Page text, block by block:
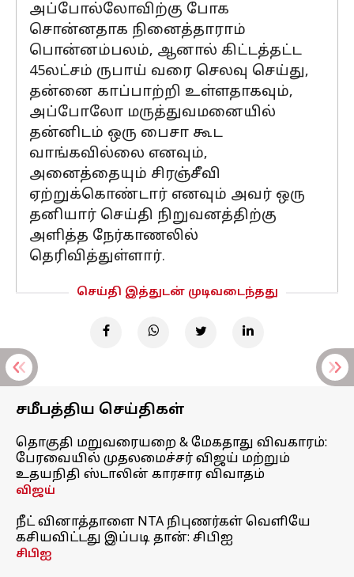
அப்போல்லோவிற்கு போக
சொன்னதாக நினைத்தாராம்
பொன்னம்பலம், ஆனால் கிட்டத்தட்ட
45லட்சம் ருபாய் வரை செலவு செய்து,
தன்னை காப்பாற்றி உள்ளதாகவும்,
அப்போலோ மருத்துவமனையில்
தன்னிடம் ஒரு பைசா கூட
வாங்கவில்லை எனவும்,
அனைத்தையும் சிரஞ்சீவி
ஏற்றுக்கொண்டார் எனவும் அவர் ஒரு
தனியார் செய்தி நிறுவனத்திற்கு
அளித்த நேர்காணலில்
தெரிவித்துள்ளார்.
செய்தி இத்துடன் முடிவடைந்தது
சமீபத்திய செய்திகள்
தொகுதி மறுவரையறை & மேகதாது விவகாரம்:
பேரவையில் முதலமைச்சர் விஜய் மற்றும்
உதயநிதி ஸ்டாலின் காரசார விவாதம்
விஜய்
நீட் வினாத்தாளை NTA நிபுணர்கள் வெளியே
கசியவிட்டது இப்படி தான்: சிபிஐ
சிபிஐ